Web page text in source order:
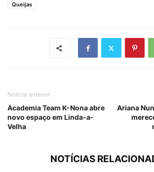
Queijas
Notícia anterior
Academia Team K-Nona abre
novo espaço em Linda-a-
Velha
Ariana
NOTÍCIAS